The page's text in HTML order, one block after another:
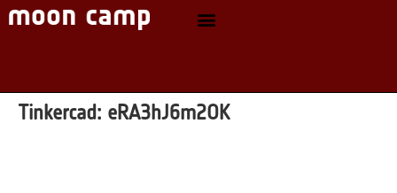
Tinkercad: eRA3hJ6m2OK